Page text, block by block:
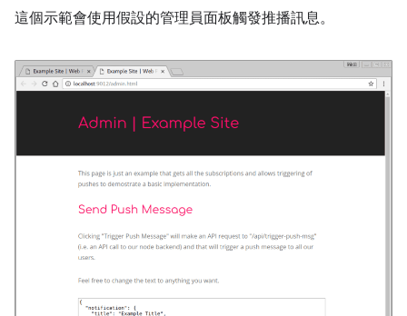
這個示範會使用假設的管理員面板觸發推播訊息。